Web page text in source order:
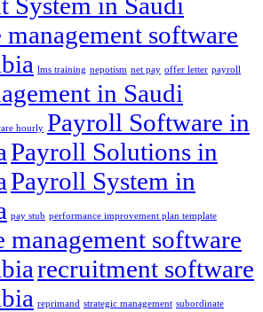
management software
lms training nepotism net pay offer letter payroll
in Saudi
hourly Payroll Software in
Payroll Solutions in
Payroll System in
pay stub performance improvement plan template
management software
recruitment software
reprimand strategic management subordinate